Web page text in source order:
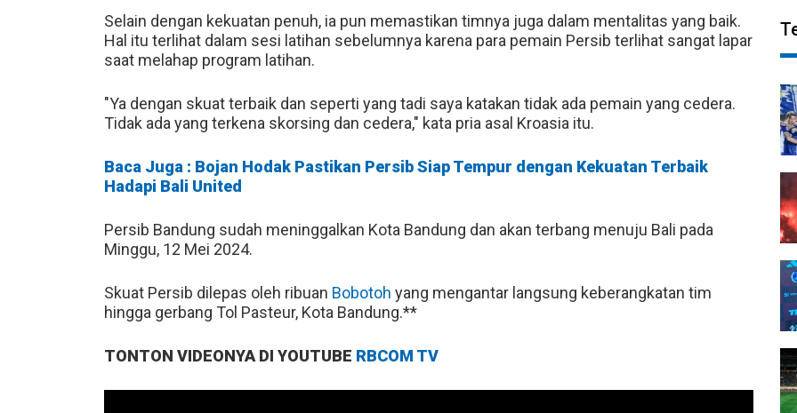
Selain dengan kekuatan penuh, ia pun memastikan timnya juga dalam mentalitas yang baik.
Hal itu terlihat dalam sesi latihan sebelumnya karena para pemain Persib terlihat sangat lapar
saat melahap program latihan.
"Ya dengan skuat terbaik dan seperti yang tadi saya katakan tidak ada pemain yang cedera.
Tidak ada yang terkena skorsing dan cedera," kata pria asal Kroasia itu.
Baca Juga : Bojan Hodak Pastikan Persib Siap Tempur dengan Kekuatan Terbaik
Hadapi Bali United
Persib Bandung sudah meninggalkan Kota Bandung dan akan terbang menuju Bali pada
Minggu, 12 Mei 2024.
Skuat Persib dilepas oleh ribuan Bobotoh yang mengantar langsung keberangkatan tim
hingga gerbang Tol Pasteur, Kota Bandung.**
TONTON VIDEONYA DI YOUTUBE RBCOM TV